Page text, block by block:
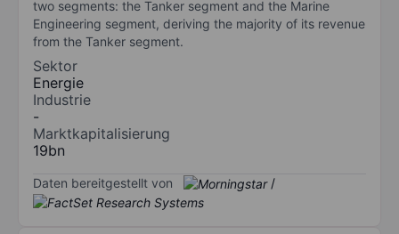
two segments: the Tanker segment and the Marine
Engineering segment, deriving the majority of its revenue
from the Tanker segment.
Sektor
Energie
Industrie
-
Marktkapitalisierung
19bn
Daten bereitgestellt von /